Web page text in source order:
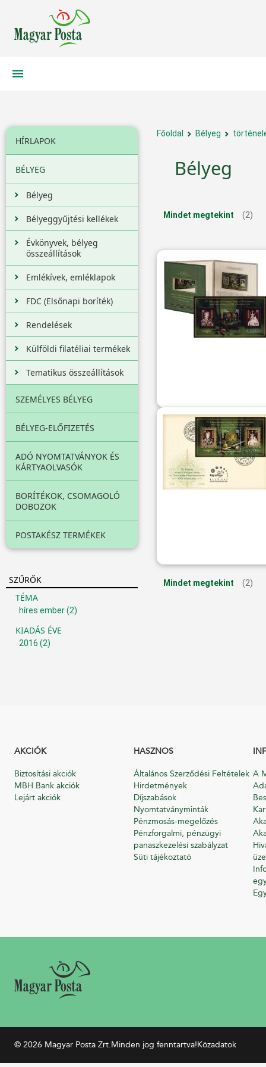
HÍRLAPOK
BÉLYEG
Bélyeg
Bélyeggyűjtési kellékek
Évkönyvek, bélyeg
összeállítások
Emlékívek, emléklapok
FDC (Elsőnapi boríték)
Rendelések
Külföldi filatéliai termékek
Tematikus összeállítások
SZEMÉLYES BÉLYEG
BÉLYEG-ELŐFIZETÉS
ADÓ NYOMTATVÁNYOK ÉS
KÁRTYAOLVASÓK
BORÍTÉKOK, CSOMAGOLÓ
DOBOZOK
POSTAKÉSZ TERMÉKEK
SZŰRŐK
TÉMA
híres ember(2)
KIADÁS ÉVE
2016 (2)
Főoldal Bélyeg
Bélyeg
Mindet megtekint (2)
Mindet megtekint (2)
AKCIÓK
Biztosítási akciók
MBH Bank akciók
Lejárt akciók
HASZNOS
Általános Szerződési Feltételek
Hirdetmények
Díjszabások
Nyomtatványminták
Pénzmosás-megelőzés
Pénzforgalmi, pénzügyi
panaszkezelési szabályzat
Süti tájékoztató
A
© 2026 Magyar Posta Zrt.Minden jog fenntartva!Közadatok